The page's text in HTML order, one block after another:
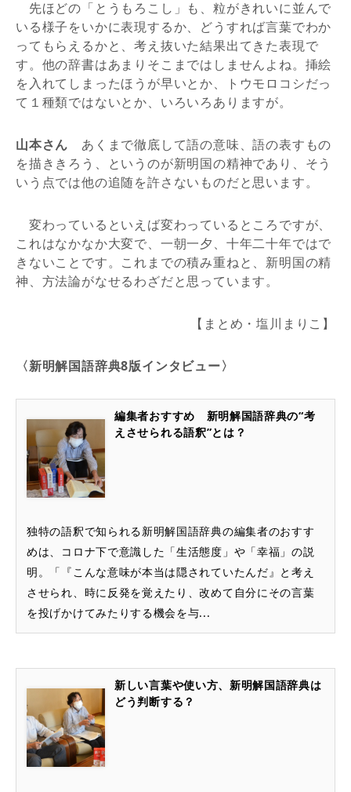
先ほどの「とうもろこし」も、粒がきれいに並んで
いる様子をいかに表現するか、どうすれば言葉でわか
ってもらえるかと、考え抜いた結果出てきた表現で
す。他の辞書はあまりそこまではしませんよね。挿絵
を入れてしまったほうが早いとか、トウモロコシだっ
て１種類ではないとか、いろいろありますが。
山本さん あくまで徹底して語の意味、語の表すもの
を描ききろう、というのが新明国の精神であり、そう
いう点では他の追随を許さないものだと思います。
変わっているといえば変わっているところですが、
これはなかなか大変で、一朝一夕、十年二十年ではで
きないことです。これまでの積み重ねと、新明国の精
神、方法論がなせるわざだと思っています。
【まとめ・塩川まりこ】
〈新明解国語辞典8版インタビュー〉
編集者おすすめ 新明解国語辞典の“考
えさせられる語釈”とは？
独特の語釈で知られる新明解国語辞典の編集者のおすす
めは、コロナ下で意識した「生活態度」や「幸福」の説
明。「『こんな意味が本当は隠されていたんだ』と考え
させられ、時に反発を覚えたり、改めて自分にその言葉
を投げかけてみたりする機会を与...
新しい言葉や使い方、新明解国語辞典は
どう判断する？